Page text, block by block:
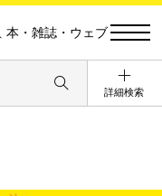
本・雑誌・ウェブ
詳細検索